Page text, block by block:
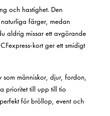
och hastighet. Den
färger, medan
aldrig missar ett avgörande
kort ger ett smidigt
människor, djur, fordon,
prioritet till upp till tio
för bröllop, event och